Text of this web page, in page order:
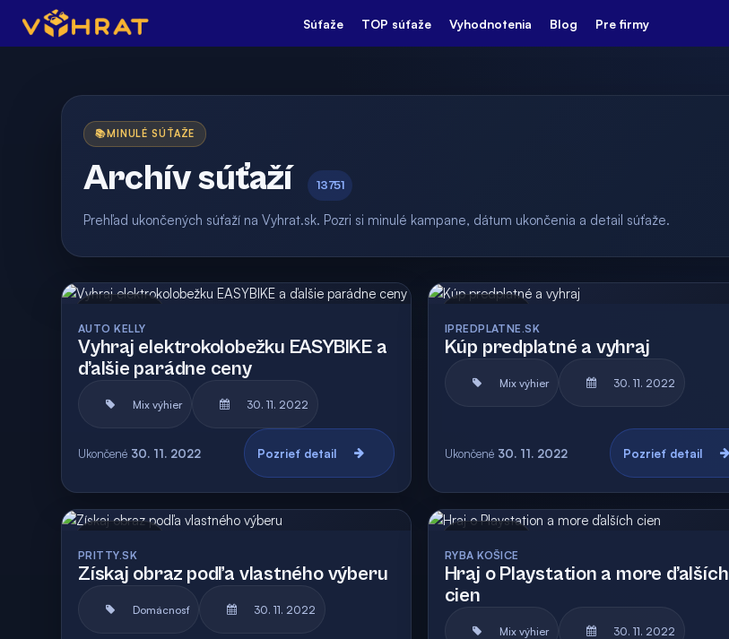
Súťaže TOP súťaže Vyhodnotenia Blog Pre firmy
📚 MINULÉ SÚŤAŽE
Archív súťaží 13751
Prehľad ukončených súťaží na Vyhrat.sk. Pozri si minulé kampane, dátum ukončenia a detail súťaže.
AUTO KELLY
Vyhraj elektrokolobežku EASYBIKE a
ďalšie parádne ceny
Mix výhier 30. 11. 2022
Ukončené 30. 11. 2022 Pozrieť detail
IPREDPLATNE.SK
Kúp predplatné a vyhraj
Mix výhier 30. 11. 2022
Ukončené 30. 11. 2022 Pozrieť detail
PRITTY.SK
Získaj obraz podľa vlastného výberu
Domácnosť 30. 11. 2022
RYBA KOŠICE
Hraj o Playstation a more ďalších
cien
Mix výhier 30. 11. 2022